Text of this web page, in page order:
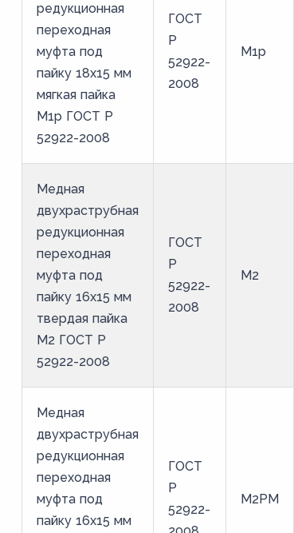
редукционная
переходная
муфта под
пайку 18х15 мм
мягкая пайка
М1р ГОСТ Р
52922-2008
ГОСТ
Р
52922-
2008
М1р
Медная
двухраструбная
редукционная
переходная
муфта под
пайку 16х15 мм
твердая пайка
М2 ГОСТ Р
52922-2008
ГОСТ
Р
52922-
2008
М2
Медная
двухраструбная
редукционная
переходная
муфта под
пайку 16х15 мм
ГОСТ
Р
52922-
М2РМ